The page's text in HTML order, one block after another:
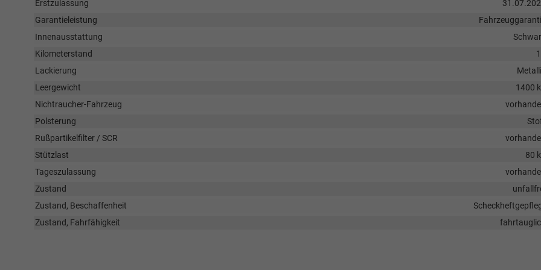
Erstzulassung
Garantieleistung
Innenausstattung
Kilometerstand
Lackierung
Leergewicht
1400
Nichtraucher-Fahrzeug
Polsterung
Rußpartikelfilter / SCR
Stützlast
80
Tageszulassung
Zustand
Zustand, Beschaffenheit
Zustand, Fahrfähigkeit